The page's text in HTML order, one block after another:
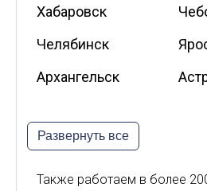
Хабаровск
Челябинск
Архангельск
Калининград
Киров
Развернуть все
Также работаем в более